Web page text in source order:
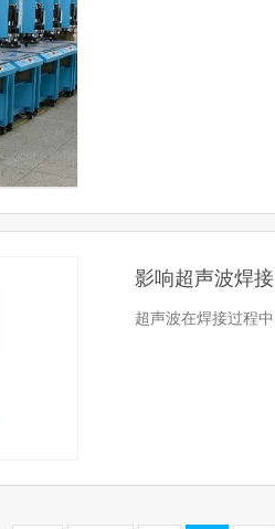
影响超声波焊
超声波在焊接过程